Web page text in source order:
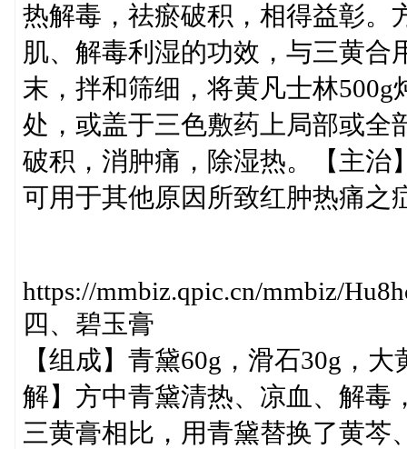
热解毒，祛瘀破积，相得益彰。
肌、解毒利湿的功效，与三黄合
末，拌和筛细，将黄凡士林
处，或盖于三色敷药上局部或全
破积，消肿痛，除湿热。【主治
可用于其他原因所致红肿热痛之
https://mmbiz.qpic.cn/mmbiz/
四、碧玉膏
【组成】青黛60g，滑石30g，
解】方中青黛清热、凉血、解毒
三黄膏相比，用青黛替换了黄芩